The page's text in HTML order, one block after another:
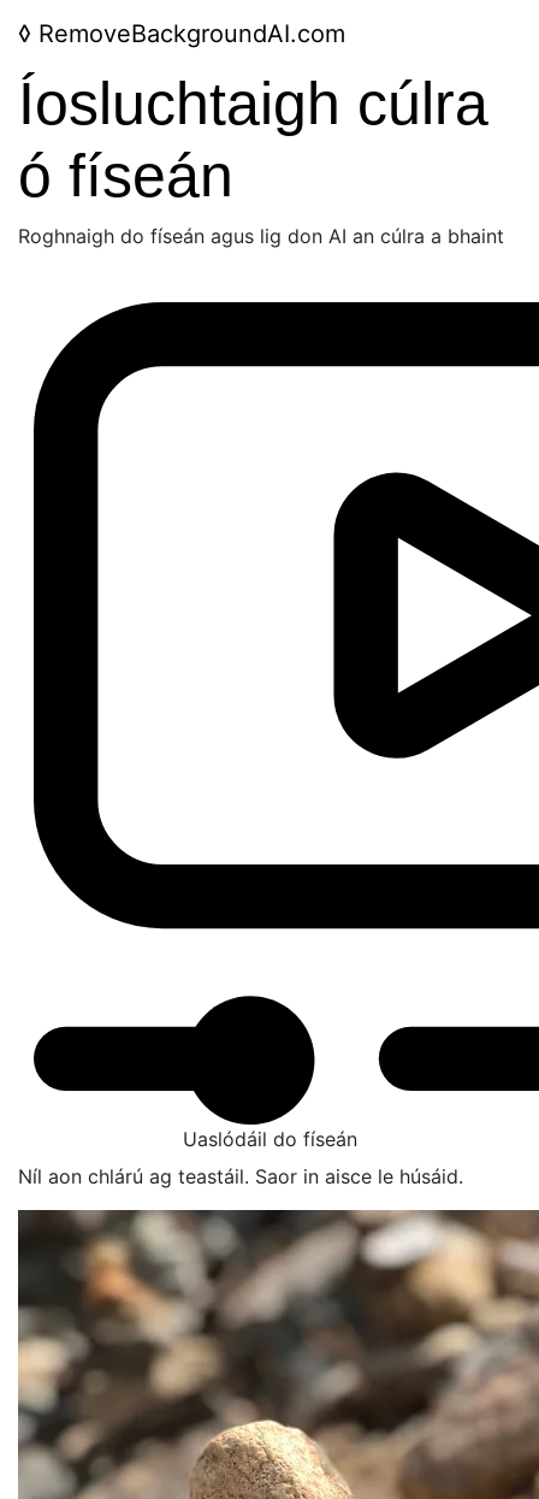
◊ RemoveBackgroundAI.com
Íosluchtaigh cúlra
ó físeán
Roghnaigh do físeán agus lig don AI an cúlra a bhaint
Uaslódáil do físeán
Níl aon chlárú ag teastáil. Saor in aisce le húsáid.